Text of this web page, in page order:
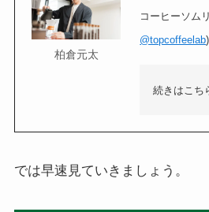
柏倉元太
コーヒーソム
@topcoffeelab
続きはこち
では早速見ていきましょう。